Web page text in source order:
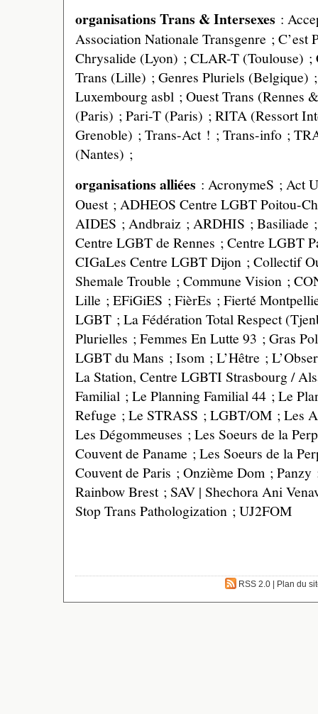
organisations Trans & Intersexes :
Association Nationale Transgenre ;
Chrysalide (Lyon) ; CLAR-T (Toulouse) ;
Trans (Lille) ; Genres Pluriels (Belgique)
Luxembourg asbl ; Ouest Trans (Rennes
(Paris) ; Pari-T (Paris) ; RITA (Ressort
Grenoble) ; Trans-Act ! ; Trans-info ;
(Nantes) ;
organisations alliées : AcronymeS ; Act
Ouest ; ADHEOS Centre LGBT Poitou-
AIDES ; Andbraiz ; ARDHIS ; Basiliade
Centre LGBT de Rennes ; Centre LGBT
CIGaLes Centre LGBT Dijon ; Collectif
Shemale Trouble ; Commune Vision ;
Lille ; EFiGiES ; FièrEs ; Fierté
LGBT ; La Fédération Total Respect
Plurielles ; Femmes En Lutte 93 ; Gras
LGBT du Mans ; Isom ; L’Hêtre ;
La Station, Centre LGBTI Strasbourg /
Familial ; Le Planning Familial 44 ; Le
Refuge ; Le STRASS ; LGBT/OM ; Les
Les Dégommeuses ; Les Soeurs de la
Couvent de Paname ; Les Soeurs de la
Couvent de Paris ; Onzième Dom ;
Rainbow Brest ; SAV | Shechora Ani
Stop Trans Pathologization ; UJ2FOM
RSS 2.0 | Plan du